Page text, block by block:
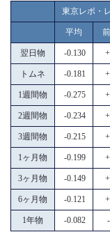
東京レポ・
平均
翌日物 -0.130
トムネ -0.181
1週間物 -0.275
2週間物 -0.234
3週間物 -0.215
1ヶ月物 -0.199
3ヶ月物 -0.149
6ヶ月物 -0.121
1年物 -0.082